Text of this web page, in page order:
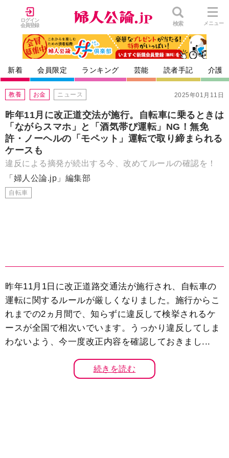
ログイン
会員登録
検索 メニュー
新着 会員限定 ランキング 芸能 読者手記 介護
2025年01月11日
教養 お金 ニュース
昨年11月に改正道交法が施行。自転車に乗るときは
「ながらスマホ」と「酒気帯び運転」NG！無免
許・ノーヘルの「モペット」運転で取り締まられる
ケースも
違反による摘発が続出する今、改めてルールの確認を！
「婦人公論.jp」編集部
自転車
昨年11月1日に改正道路交通法が施行され、自転車の
運転に関するルールが厳しくなりました。施行からこ
れまでの2ヵ月間で、知らずに違反して検挙されるケ
ースが全国で相次いでいます。うっかり違反してしま
わないよう、今一度改正内容を確認しておきまし...
続きを読む